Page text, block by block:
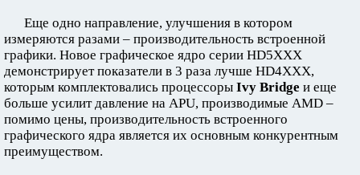
Еще одно направление, улучшения в котором
измеряются разами – производительность встроенной
графики. Новое графическое ядро серии HD5XXX
демонстрирует показатели в 3 раза лучше HD4XXX,
которым комплектовались процессоры Ivy Bridge и еще
больше усилит давление на APU, производимые AMD –
помимо цены, производительность встроенного
графического ядра является их основным конкурентным
преимуществом.